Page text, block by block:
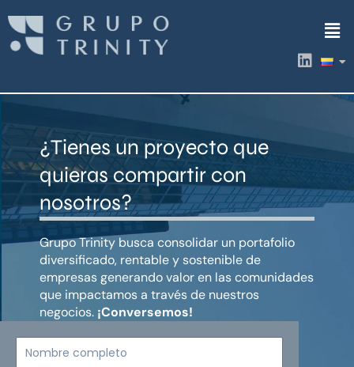
contenido
L
i
k
i
¿Tienes un proyecto que
quieras compartir con
nosotros?
Grupo Trinity busca consolidar un portafolio
diversificado, rentable y sostenible de
empresas generando valor en las comunidades
que impactamos a través de nuestros
negocios. ¡Conversemos!